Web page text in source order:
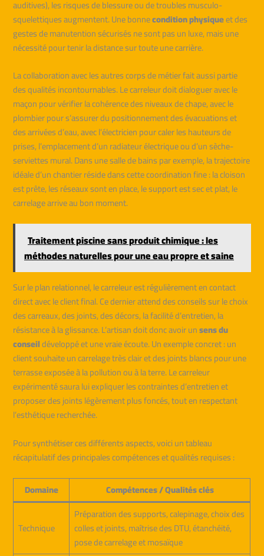
auditives), les risques de blessure ou de troubles musculo-
squelettiques augmentent. Une bonnecondition physiqueet des
gestes de manutention sécurisés ne sont pas un luxe, mais une
nécessité pour tenir la distance sur toute une carrière.
La collaboration avec les autres corps de métier fait aussi partie
des qualités incontournables. Le carreleur doit dialoguer avec le
maçon pour vérifier la cohérence des niveaux de chape, avec le
plombier pour s’assurer du positionnement des évacuations et
des arrivées d’eau, avec l’électricien pour caler les hauteurs de
prises, l’emplacement d’un radiateur électrique ou d’un sèche-
serviettes mural. Dans une salle de bains par exemple, la trajectoire
idéale d’un chantier réside dans cette coordination fine : la cloison
est prête, les réseaux sont en place, le support est sec et plat, le
carrelage arrive au bon moment.
Traitement piscine sans produit chimique : les
méthodes naturelles pour une eau propre et saine
Sur le plan relationnel, le carreleur est régulièrement en contact
direct avec le client final. Ce dernier attend des conseils sur le choix
des carreaux, des joints, des décors, la facilité d’entretien, la
résistance à la glissance. L’artisan doit donc avoir unsens du
conseildéveloppé et une vraie écoute. Un exemple concret : un
client souhaite un carrelage très clair et des joints blancs pour une
terrasse exposée à la pollution ou à la terre. Le carreleur
expérimenté saura lui expliquer les contraintes d’entretien et
proposer des joints légèrement plus foncés, tout en respectant
l’esthétique recherchée.
Pour synthétiser ces différents aspects, voici un tableau
récapitulatif des principales compétences et qualités requises :
Domaine Compétences / Qualités clés
Technique
Préparation des supports, calepinage, choix des
colles et joints, maîtrise des DTU, étanchéité,
pose de carrelage et mosaïque